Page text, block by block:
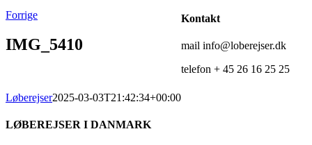
Forrige
IMG_5410
Løberejser2025-03-03T21:42:34+00:00
LØBEREJSER I DANMARK
Kontakt
mail info@loberejser.dk
telefon + 45 26 16 25 25